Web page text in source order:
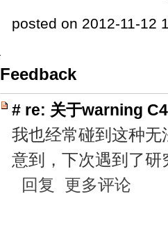
posted on 2012-11-12
Feedback
# re: 关于warning
我也经常碰到这种
意到，下次遇到了研
回复
更多评论